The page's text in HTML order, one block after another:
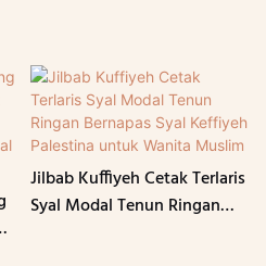
Jilbab Kuffiyeh Cetak Terlaris
Syal Modal Tenun Ringan